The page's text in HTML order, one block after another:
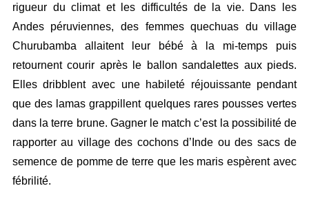
rigueur du climat et les difficultés de la vie. Dans les
Andes péruviennes, des femmes quechuas du village
Churubamba allaitent leur bébé à la mi-temps puis
retournent courir après le ballon sandalettes aux pieds.
Elles dribblent avec une habileté réjouissante pendant
que des lamas grappillent quelques rares pousses vertes
dans la terre brune. Gagner le match c’est la possibilité de
rapporter au village des cochons d’Inde ou des sacs de
semence de pomme de terre que les maris espèrent avec
fébrilité.